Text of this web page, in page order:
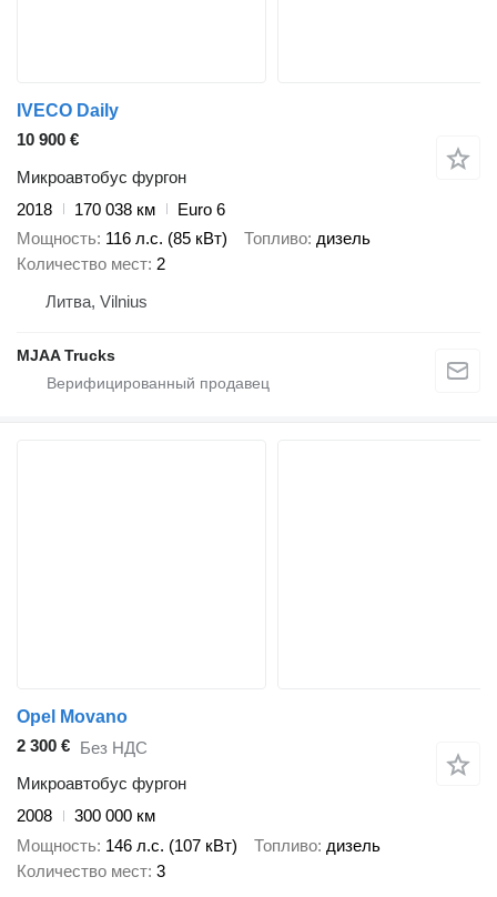
IVECO Daily
10 900 €
Микроавтобус фургон
2018
170 038 км
Euro 6
Мощность 116 л.с. (85 кВт) Топливо дизель
Количество мест 2
Литва, Vilnius
MJAA Trucks
Opel Movano
2 300 € Без НДС
Микроавтобус фургон
2008
300 000 км
Мощность 146 л.с. (107 кВт) Топливо дизель
Количество мест 3